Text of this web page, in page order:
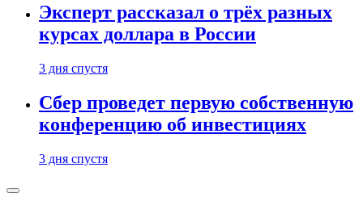
Эксперт рассказал о трёх разных
курсах доллара в России
3 дня спустя
Сбер проведет первую собственную
конференцию об инвестициях
3 дня спустя